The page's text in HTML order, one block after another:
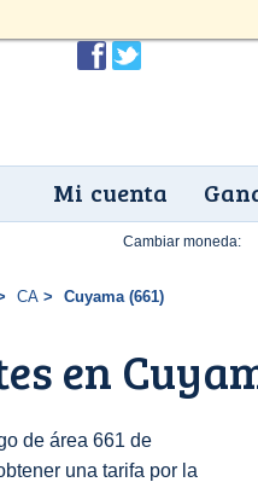
Mi cuenta
CA Cuyama (661)
en
de área 661 de
una tarifa por la
Cambiar moneda: